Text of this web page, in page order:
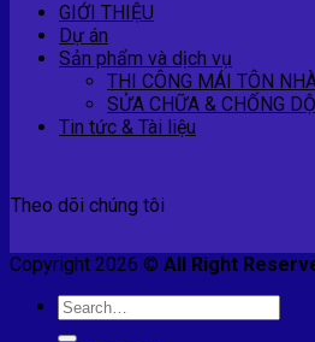
GIỚI THIỆU
Dự án
Sản phẩm và dịch vụ
THI CÔNG MÁI TÔN
SỬA CHỮA & CHỐNG
Tin tức & Tài liệu
Theo dõi chúng tôi
Copyright 2026 © All Right
Search
for: